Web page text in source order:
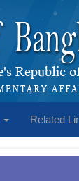
Related